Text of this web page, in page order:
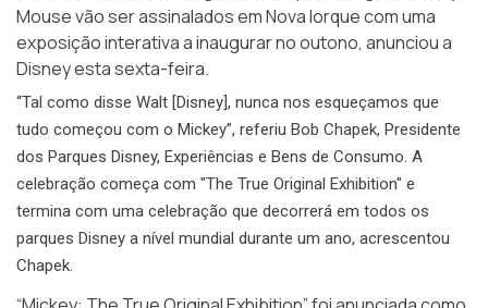
Mouse vão ser assinalados em Nova Iorque com uma
exposição interativa a inaugurar no outono, anunciou a
Disney esta sexta-feira.
“Tal como disse Walt [Disney], nunca nos esqueçamos que
tudo começou com o Mickey”, referiu Bob Chapek, Presidente
dos Parques Disney, Experiências e Bens de Consumo. A
celebração começa com "The True Original Exhibition" e
termina com uma celebração que decorrerá em todos os
parques Disney a nível mundial durante um ano, acrescentou
Chapek.